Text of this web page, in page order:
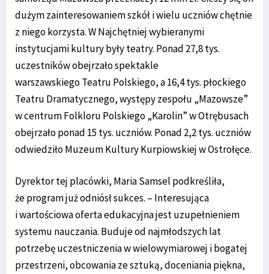
dużym zainteresowaniem szkół i wielu uczniów chętnie
z niego korzysta. W Najchętniej wybieranymi
instytucjami kultury były teatry. Ponad 27,8 tys.
uczestników obejrzało spektakle
warszawskiego Teatru Polskiego, a 16,4 tys. płockiego
Teatru Dramatycznego, występy zespołu „Mazowsze”
w centrum Folkloru Polskiego „Karolin” w Otrębusach
obejrzało ponad 15 tys. uczniów. Ponad 2,2 tys. uczniów
odwiedziło Muzeum Kultury Kurpiowskiej w Ostrołęce.
Dyrektor tej placówki, Maria Samsel podkreśliła,
że program już odniósł sukces. – Interesująca
i wartościowa oferta edukacyjna jest uzupełnieniem
systemu nauczania. Buduje od najmłodszych lat
potrzebę uczestniczenia w wielowymiarowej i bogatej
przestrzeni, obcowania ze sztuką, doceniania piękna,